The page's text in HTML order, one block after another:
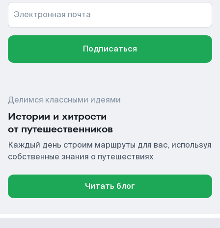
Электронная почта
Подписаться
Делимся классными идеями
Истории и хитрости
от путешественников
Каждый день строим маршруты для вас, используя
собственные знания о путешествиях
Читать блог